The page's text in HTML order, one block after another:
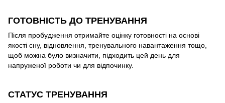
ГОТОВНІСТЬ ДО ТРЕНУВАННЯ
Після пробудження отримайте оцінку готовності на основі
якості сну, відновлення, тренувального навантаження тощо,
щоб можна було визначити, підходить цей день для
напруженої роботи чи для відпочинку.
СТАТУС ТРЕНУВАННЯ